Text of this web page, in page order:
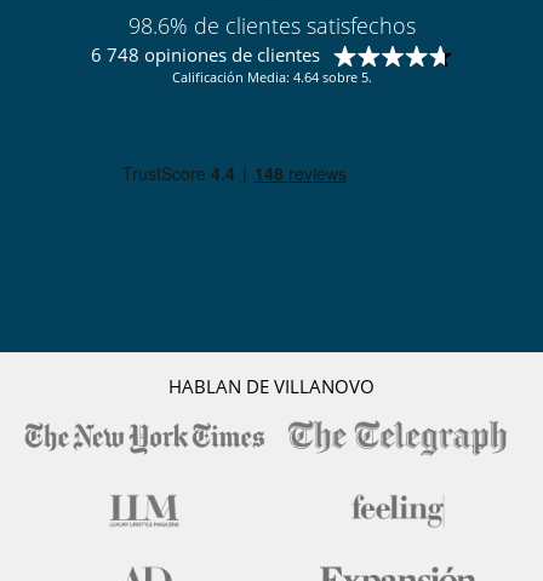
98.6% de clientes satisfechos
6 748 opiniones de clientes
Calificación Media: 4.64 sobre 5.
HABLAN DE VILLANOVO